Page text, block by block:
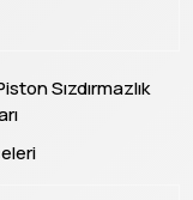
Sızdırmazlık